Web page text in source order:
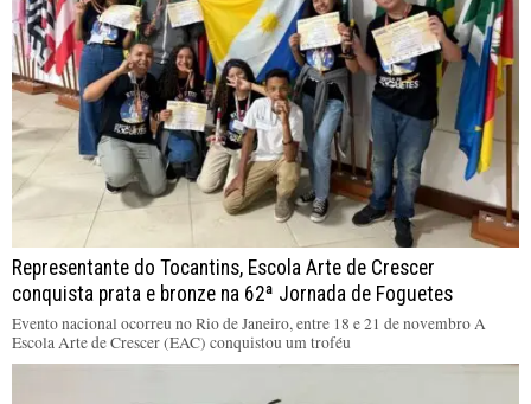
Representante do Tocantins, Escola Arte de Crescer
conquista prata e bronze na 62ª Jornada de Foguetes
Evento nacional ocorreu no Rio de Janeiro, entre 18 e 21 de novembro A
Escola Arte de Crescer (EAC) conquistou um troféu